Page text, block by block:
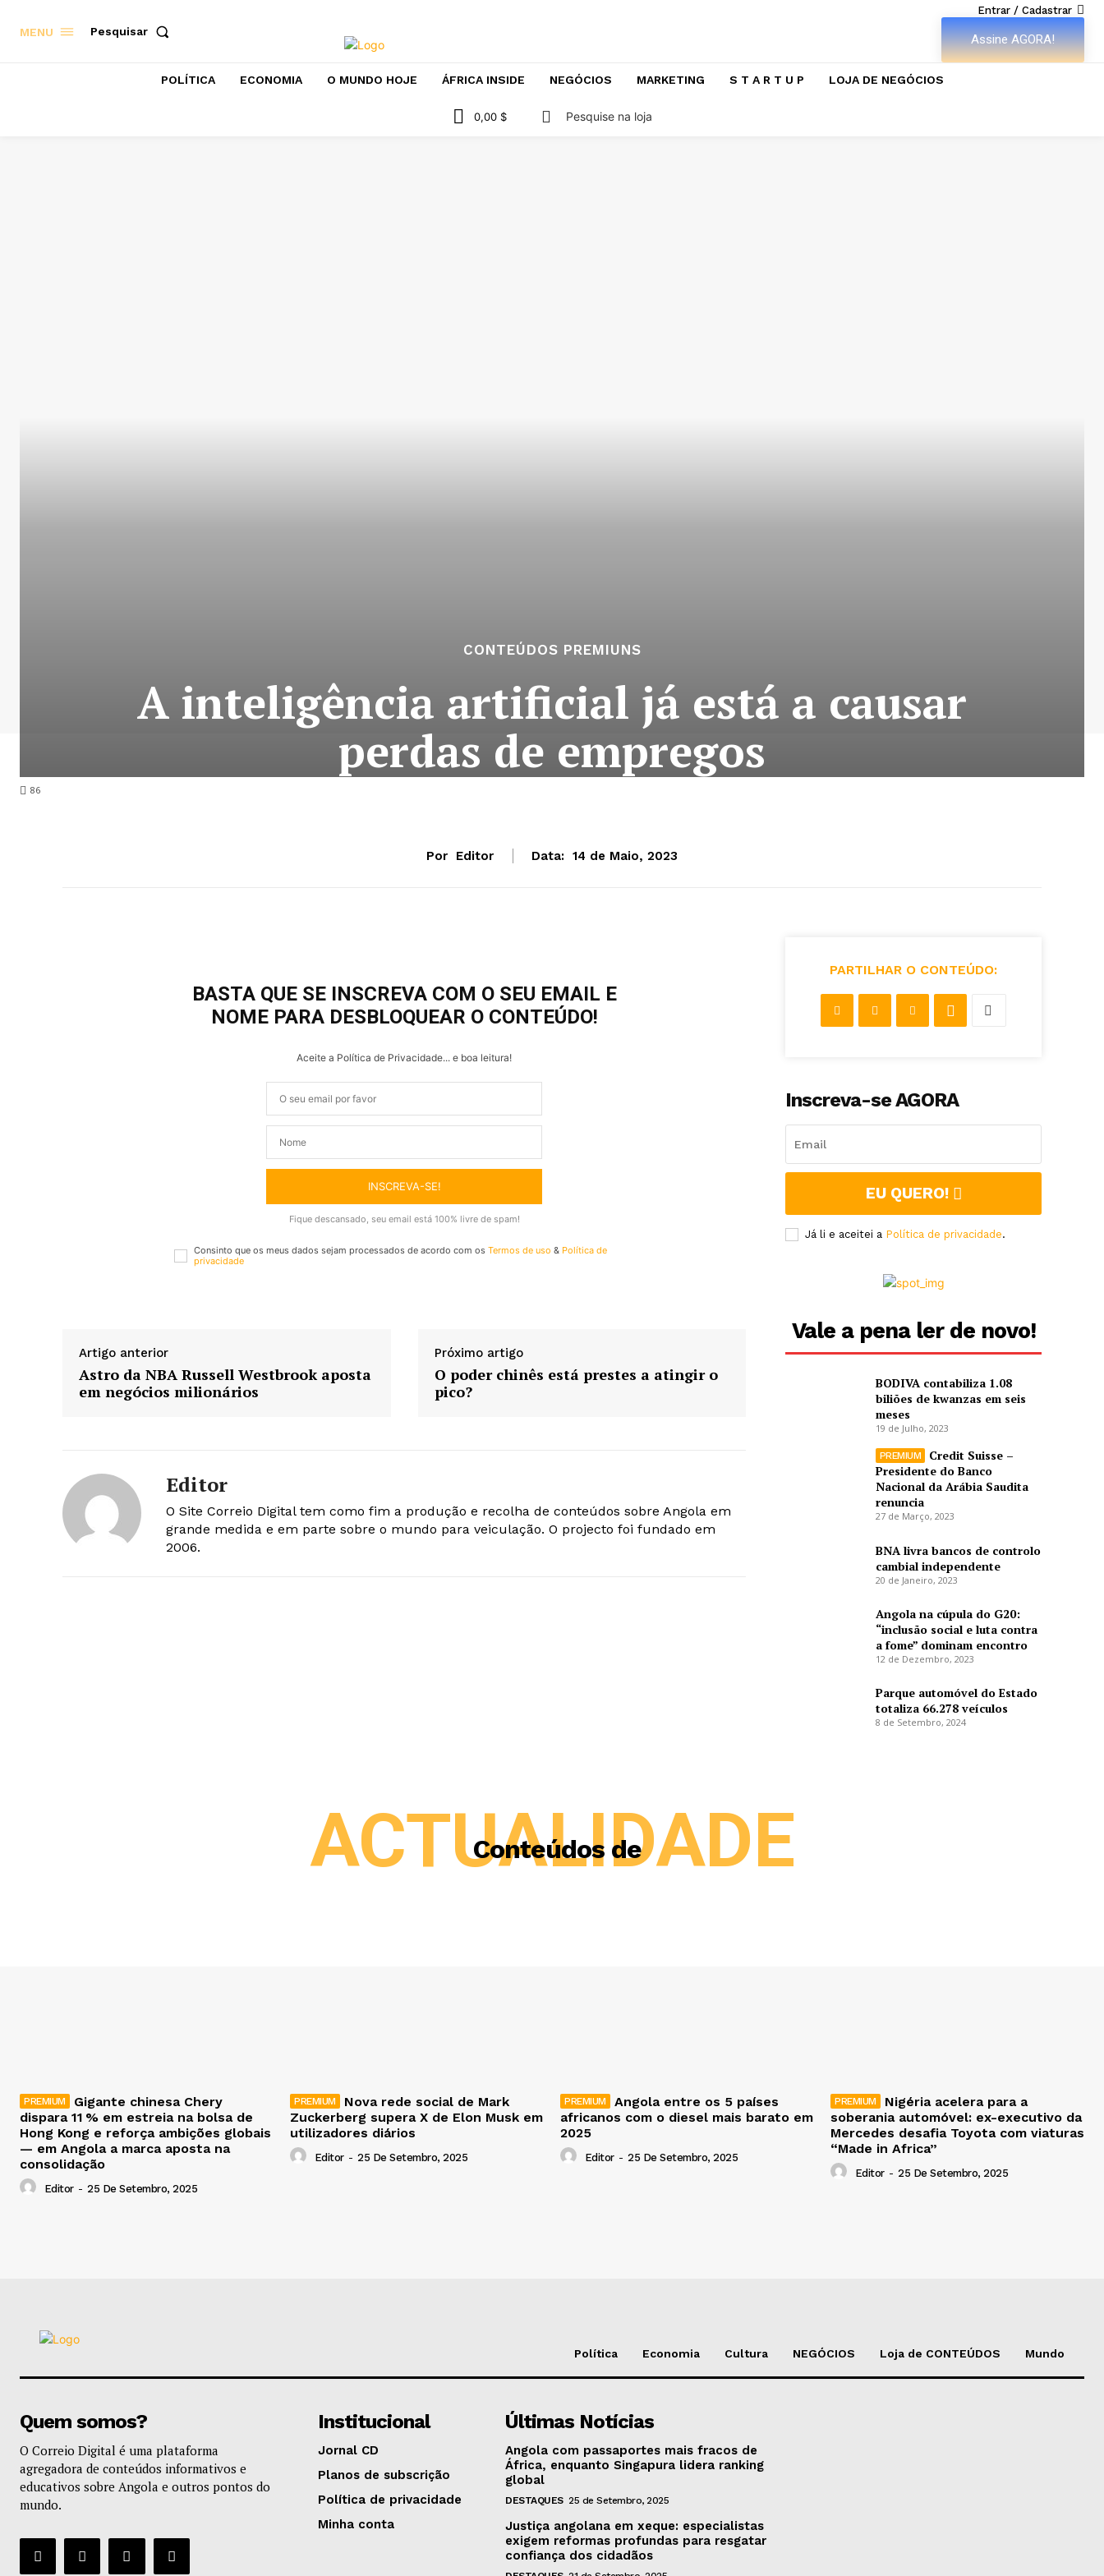
MENU Pesquisar
Entrar / Cadastrar
Assine AGORA!
POLÍTICA ECONOMIA O MUNDO HOJE ÁFRICA INSIDE NEGÓCIOS MARKETING S T A R T U P LOJA DE NEGÓCIOS
0,00 $ Pesquise na loja
86
CONTEÚDOS PREMIUNS
A inteligência artificial já está a causar
perdas de empregos
Por Editor Data: 14 de Maio, 2023
BASTA QUE SE INSCREVA COM O SEU EMAIL E
NOME PARA DESBLOQUEAR O CONTEÚDO!
Aceite a Política de Privacidade... e boa leitura!
INSCREVA-SE!
Fique descansado, seu email está 100% livre de spam!
Consinto que os meus dados sejam processados de acordo com osTermos de uso & Política de
privacidade
Artigo anterior
Astro da NBA Russell Westbrook aposta
em negócios milionários
Próximo artigo
O poder chinês está prestes a atingir o
pico?
Editor
O Site Correio Digital tem como fim a produção e recolha de conteúdos sobre Angola em
grande medida e em parte sobre o mundo para veiculação. O projecto foi fundado em
2006.
PARTILHAR O CONTEÚDO:
Inscreva-se AGORA
EU QUERO!
Já li e aceitei a Política de privacidade.
Vale a pena ler de novo!
BODIVA contabiliza 1.08
biliões de kwanzas em seis
meses
19 de Julho, 2023
Credit Suisse –
Presidente do Banco
Nacional da Arábia Saudita
renuncia
27 de Março, 2023
BNA livra bancos de controlo
cambial independente
20 de Janeiro, 2023
Angola na cúpula do G20:
“inclusão social e luta contra
a fome” dominam encontro
12 de Dezembro, 2023
Parque automóvel do Estado
totaliza 66.278 veículos
8 de Setembro, 2024
Conteúdos de
ACTUALIDADE
Gigante chinesa Chery
dispara 11 % em estreia na bolsa de
Hong Kong e reforça ambições globais
— em Angola a marca aposta na
consolidação
Editor - 25 De Setembro, 2025
Nova rede social de Mark
Zuckerberg supera X de Elon Musk em
utilizadores diários
Editor - 25 De Setembro, 2025
Angola entre os 5 países
africanos com o diesel mais barato em
2025
Editor - 25 De Setembro, 2025
Nigéria acelera para a
soberania automóvel: ex-executivo da
Mercedes desafia Toyota com viaturas
“Made in Africa”
Editor - 25 De Setembro, 2025
Política Economia Cultura NEGÓCIOS Loja de CONTEÚDOS Mundo
Quem somos?
O Correio Digital é uma plataforma
agregadora de conteúdos informativos e
educativos sobre Angola e outros pontos do
mundo.
Institucional
Jornal CD
Planos de subscrição
Política de privacidade
Minha conta
Últimas Notícias
Angola com passaportes mais fracos de
África, enquanto Singapura lidera ranking
global
DESTAQUES 25 de Setembro, 2025
Justiça angolana em xeque: especialistas
exigem reformas profundas para resgatar
confiança dos cidadãos